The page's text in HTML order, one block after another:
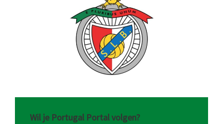
Wil je Portugal Portal volgen?